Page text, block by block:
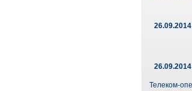
26.09.2014
26.09.2014
Телеком-